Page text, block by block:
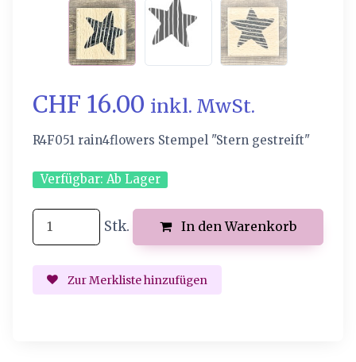
CHF 16.00 inkl. MwSt.
R4F051 rain4flowers Stempel "Stern gestreift"
Verfügbar: Ab Lager
Stk. In den Warenkorb
Zur Merkliste hinzufügen